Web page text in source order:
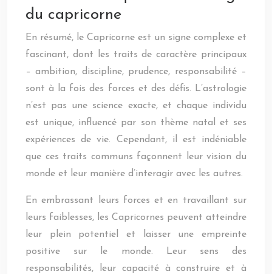
du capricorne
En résumé, le Capricorne est un signe complexe et
fascinant, dont les traits de caractère principaux
– ambition, discipline, prudence, responsabilité –
sont à la fois des forces et des défis. L’astrologie
n’est pas une science exacte, et chaque individu
est unique, influencé par son thème natal et ses
expériences de vie. Cependant, il est indéniable
que ces traits communs façonnent leur vision du
monde et leur manière d’interagir avec les autres.
En embrassant leurs forces et en travaillant sur
leurs faiblesses, les Capricornes peuvent atteindre
leur plein potentiel et laisser une empreinte
positive sur le monde. Leur sens des
responsabilités, leur capacité à construire et à